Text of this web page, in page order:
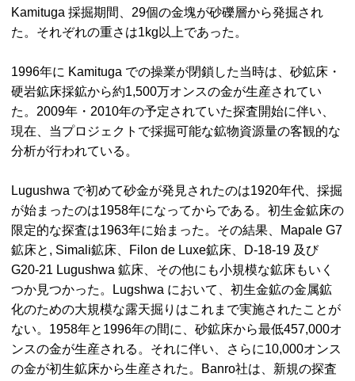
Kamituga 採掘期間、29個の金塊が砂礫層から発掘され
た。それぞれの重さは1kg 以上であった。
1996年に Kamituga での操業が閉鎖した当時は、砂鉱床・
硬岩鉱床採鉱から約1,500万オンスの金が生産されてい
た。2009年・2010年の予定されていた探査開始に伴い、
現在、当プロジェクトで採掘可能な鉱物資源量の客観的な
分析が行われている。
Lugushwa で初めて砂金が発見されたのは1920年代、採掘
が始まったのは1958年になってからである。初生金鉱床の
限定的な探査は1963年に始まった。その結果、
Mapale G7
鉱床と, Simali鉱床、 Filon de Luxe鉱床、D-18-19 及び
G20-21 Lugushwa 鉱床、その他にも小規模な鉱床もいく
つか見つかった。Lugshwa において、初生金鉱の金属鉱
化のための大規模な露天掘りはこれまで実施されたことが
ない。1958年と1996年の間に、砂鉱床から最低457,000オ
ンスの金が生産される。それに伴い、さらに10,000オンス
の金が初生鉱床から生産された。Banro社は、新規の探査